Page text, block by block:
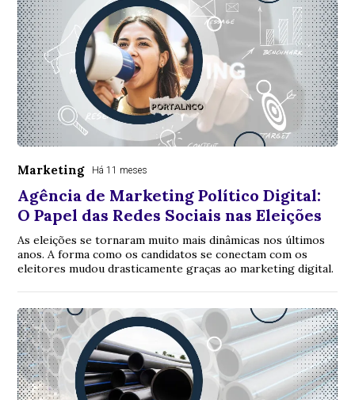
Marketing Há 11 meses
Agência de Marketing Político Digital:
O Papel das Redes Sociais nas Eleições
As eleições se tornaram muito mais dinâmicas nos últimos
anos. A forma como os candidatos se conectam com os
eleitores mudou drasticamente graças ao marketing digital.